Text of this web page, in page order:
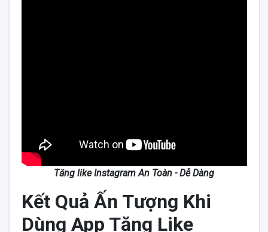
Tăng like Instagram An Toàn - Dễ Dàng
Kết Quả Ấn Tượng Khi
Dùng App Tăng Like